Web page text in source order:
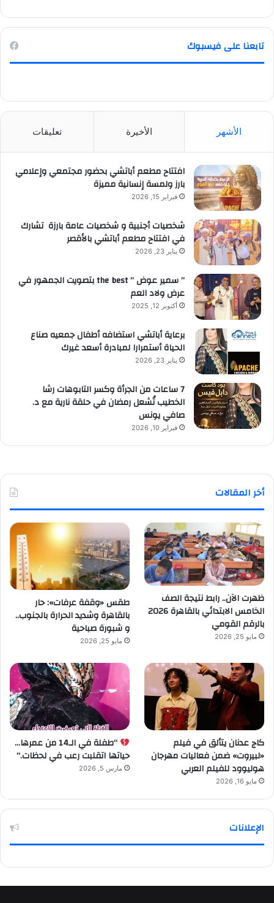
تابعنا على فيسبوك
الأشهر الأخيرة تعليقات
افتتاح مطعم أباتشي بحضور مجتمعي وإعلامي
بارز ولمسة إنسانية مميزة
فبراير 15, 2026
شخصيات أجنبية و شخصيات عامة بارزة تشارك
في افتتاح مطعم أباتشي بالأقصر
يناير 23, 2026
” سمير عوض ” the best بتصويت الجمهور في
عرض ولاد العم
أكتوبر 12, 2025
برعاية أباتشي استضافه أطفال جمعيه صناع
الحياة أستمرارا لمبادرة أسعد غيرك
يناير 23, 2026
7 ساعات من الجرأة وكسر التابوهات رشا
الخطيب تُشعل رمضان في حلقة نارية مع د.
صافي يونس
فبراير 10, 2026
أخر المقالات
ظهرت الآن.. رابط نتيجة الصف
الخامس الابتدائي بالقاهرة 2026
بالرقم القومي
مايو 25, 2026
طقس «وقفة عرفات»: حار
بالقاهرة وشديد الحرارة بالجنوب..
و شبورة صباحية
مايو 25, 2026
كاج عدنان يتألق في فيلم
«لبيروت» ضمن فعاليات مهرجان
هوليوود للفيلم العربي
مايو 16, 2026
“طفلة في الـ14 من عمرها…
حياتها اتقلبت رعب في لحظات.”
مارس 5, 2026
الإعلانات